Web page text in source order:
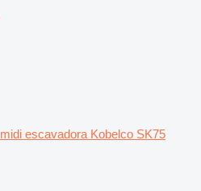
midi escavadora Kobelco SK75